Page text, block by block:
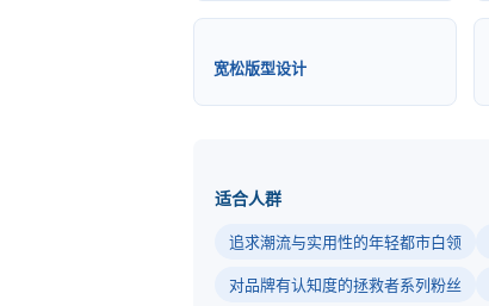
宽松版型设计
适合人群
追求潮流与实用性的年轻都市白领
对品牌有认知度的拯救者系列粉丝